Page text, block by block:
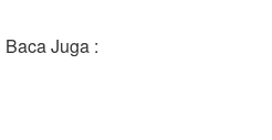
Baca Juga :